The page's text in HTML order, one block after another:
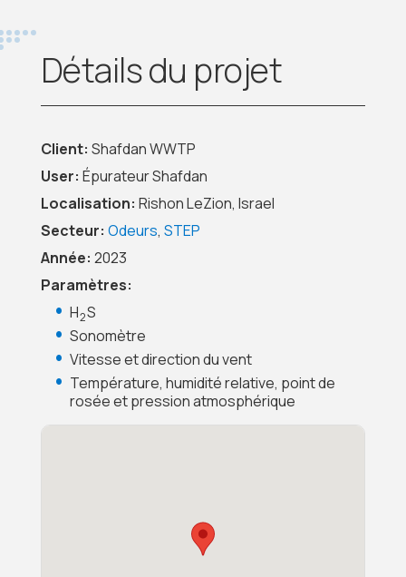
Détails du projet
Client: Shafdan WWTP
User: Épurateur Shafdan
Localisation: Rishon LeZion, Israel
Secteur: Odeurs, STEP
Année: 2023
Paramètres:
H2S
Sonomètre
Vitesse et direction du vent
Température, humidité relative, point de
rosée et pression atmosphérique